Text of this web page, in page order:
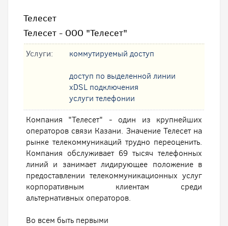
Телесет
Телесет - ООО "Телесет"
Услуги: коммутируемый доступ
доступ по выделенной линии
xDSL подключения
услуги телефонии
Компания "Телесет" - один из крупнейших
операторов связи Казани. Значение Телесет на
рынке телекоммуникаций трудно переоценить.
Компания обслуживает 69 тысяч телефонных
линий и занимает лидирующее положение в
предоставлении телекоммуникационных услуг
корпоративным клиентам среди
альтернативных операторов.
Во всем быть первыми